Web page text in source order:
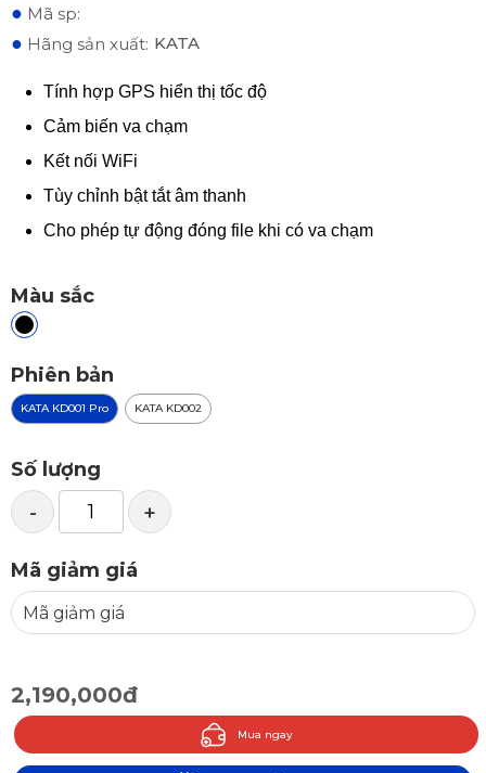
● Mã sp:
● Hãng sản xuất: KATA
Tính hợp GPS hiển thị tốc độ
Cảm biến va chạm
Kết nối WiFi
Tùy chỉnh bật tắt âm thanh
Cho phép tự động đóng file khi có va chạm
Màu sắc
Phiên bản
KATA KD001 Pro KATA KD002
Số lượng
- +
Mã giảm giá
2,190,000đ
Mua ngay